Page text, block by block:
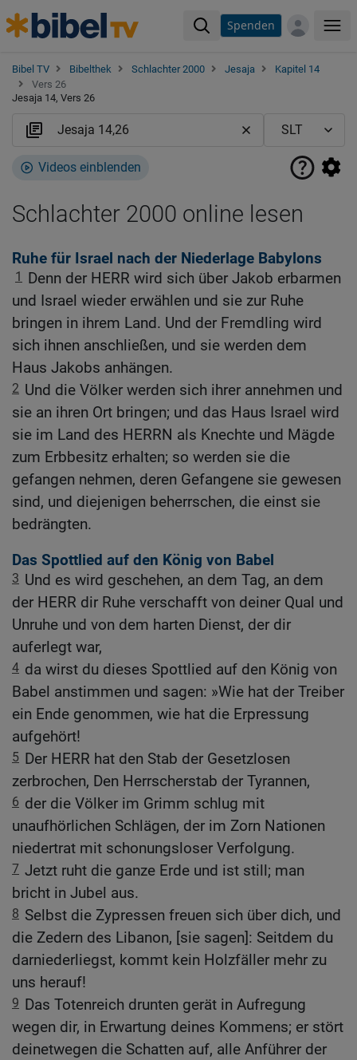
Spenden
Bibel TV Bibelthek Schlachter 2000 Jesaja
Kapitel 14
Vers 26
Jesaja 14, Vers 26
Videos einblenden
Schlachter 2000 online lesen
Ruhe für Israel nach der Niederlage Babylons
1
Denn der HERR wird sich über Jakob erbarmen
und Israel wieder erwählen und sie zur Ruhe
bringen in ihrem Land. Und der Fremdling wird
sich ihnen anschließen, und sie werden dem
Haus Jakobs anhängen.
2 Und die Völker werden sich ihrer annehmen und
sie an ihren Ort bringen; und das Haus Israel wird
sie im Land des HERRN als Knechte und Mägde
zum Erbbesitz erhalten; so werden sie die
gefangen nehmen, deren Gefangene sie gewesen
sind, und diejenigen beherrschen, die einst sie
bedrängten.
Das Spottlied auf den König von Babel
3 Und es wird geschehen, an dem Tag, an dem
der HERR dir Ruhe verschafft von deiner Qual und
Unruhe und von dem harten Dienst, der dir
auferlegt war,
4 da wirst du dieses Spottlied auf den König von
Babel anstimmen und sagen: »Wie hat der Treiber
ein Ende genommen, wie hat die Erpressung
aufgehört!
5 Der HERR hat den Stab der Gesetzlosen
zerbrochen, Den Herrscherstab der Tyrannen,
6 der die Völker im Grimm schlug mit
unaufhörlichen Schlägen, der im Zorn Nationen
niedertrat mit schonungsloser Verfolgung.
7 Jetzt ruht die ganze Erde und ist still; man
bricht in Jubel aus.
8 Selbst die Zypressen freuen sich über dich, und
die Zedern des Libanon, [sie sagen]: Seitdem du
darniederliegst, kommt kein Holzfäller mehr zu
uns herauf!
9 Das Totenreich drunten gerät in Aufregung
wegen dir, in Erwartung deines Kommens; er stört
deinetwegen die Schatten auf, alle Anführer der